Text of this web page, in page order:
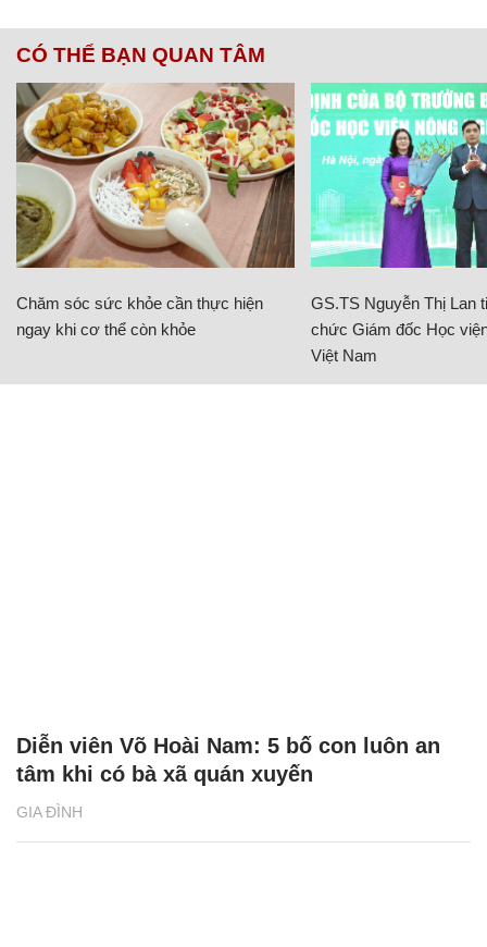
CÓ THỂ BẠN QUAN TÂM
Chăm sóc sức khỏe cần thực hiện
ngay khi cơ thể còn khỏe
GS.TS Nguyễn Thị Lan
chức Giám đốc Học
Việt Nam
GIA ĐÌNH
Diễn viên Võ Hoài Nam: 5 bố con luôn an
tâm khi có bà xã quán xuyến